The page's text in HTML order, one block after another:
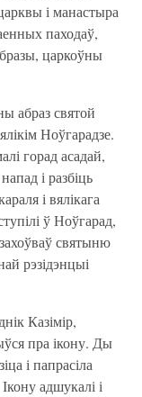
і манастыра
паходаў,
царкоўны
абраз святой
Ноўгарадзе.
горад асадай,
і разбіць
і вялікага
ў Ноўгарад,
святыню
рэзідэнцыі
Казімір,
пра ікону. Ды
і папрасіла
адшукалі і